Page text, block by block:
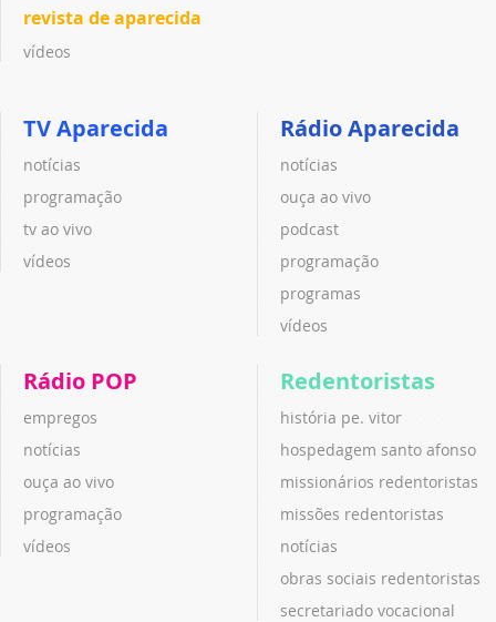
revista de aparecida
vídeos
TV Aparecida
notícias
programação
tv ao vivo
vídeos
Rádio Aparecida
notícias
ouça ao vivo
podcast
programação
programas
vídeos
Rádio POP
empregos
notícias
ouça ao vivo
programação
vídeos
Redentoristas
história pe. vitor
hospedagem santo afonso
missionários redentoristas
missões redentoristas
notícias
obras sociais redentoristas
secretariado vocacional